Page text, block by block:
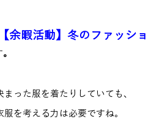
【余暇活動】冬のファッショ
。
った服を着たりしていても、
を考える力は必要ですね。